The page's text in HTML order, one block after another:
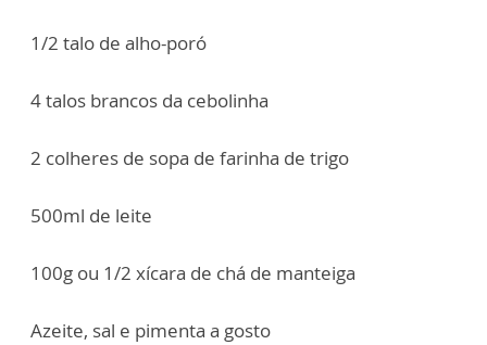
1/2 talo de alho-poró
4 talos brancos da cebolinha
2 colheres de sopa de farinha de trigo
500ml de leite
100g ou 1/2 xícara de chá de manteiga
Azeite, sal e pimenta a gosto